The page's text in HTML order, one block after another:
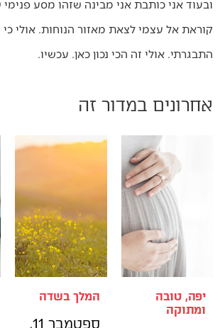
ובעוד אני כותבת אני מבינה שזהו מסע פנימי
קוראת אל עצמי לצאת מאזור הנוחות. אולי כי
התבגרתי. אולי זה הכי נכון כאן. עכשיו.
אחרונים במדור זה
יפה, טובה
ומתוקה
המלך בשדה
ספטמבר 11,